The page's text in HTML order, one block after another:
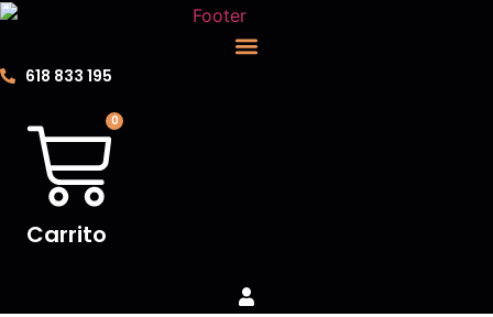
Ir
contenido
618 833 195
0
Carrito